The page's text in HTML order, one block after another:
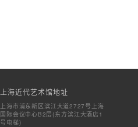
上海近代艺术馆地址
上海市浦东新区滨江大道2727号上海
国际会议中心B2层(东方滨江大酒店1
号电梯)